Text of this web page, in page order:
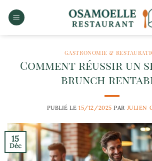
GASTRONOMIE &
Comment réussir un
brunch
PUBLIÉ LE15/12/2025 PAR JULIEN
15
Déc